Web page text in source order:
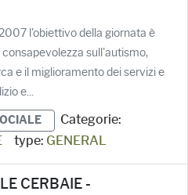
l'obiettivo della giornata è
sull'autismo,
e il miglioramento dei servizi e
e...
Categorie:
type: GENERAL
CERBAIE -